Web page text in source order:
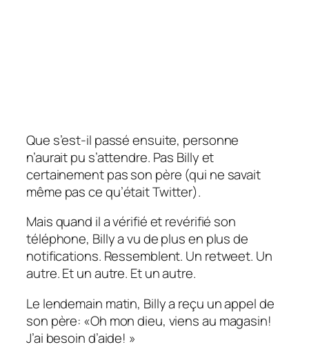
Que s’est-il passé ensuite, personne
n’aurait pu s’attendre. Pas Billy et
certainement pas son père (qui ne savait
même pas ce qu’était Twitter).
Mais quand il a vérifié et revérifié son
téléphone, Billy a vu de plus en plus de
notifications. Ressemblent. Un retweet. Un
autre. Et un autre. Et un autre.
Le lendemain matin, Billy a reçu un appel de
son père: «Oh mon dieu, viens au magasin!
J’ai besoin d’aide! »